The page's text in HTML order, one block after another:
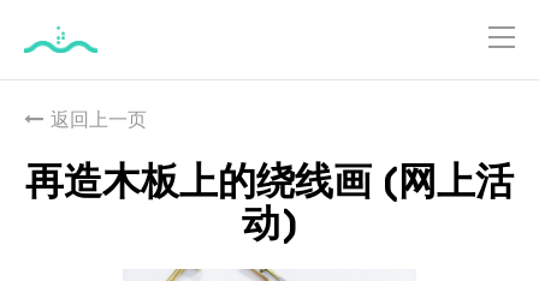
主
要
內
返回上一页
再造木板上的绕线画 (网上活
动)